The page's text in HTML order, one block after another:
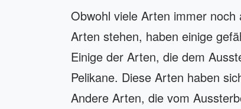
Obwohl viele Arten immer
Arten stehen, haben einige
Einige der Arten, die dem
Pelikane. Diese Arten haben
Andere Arten, die vom